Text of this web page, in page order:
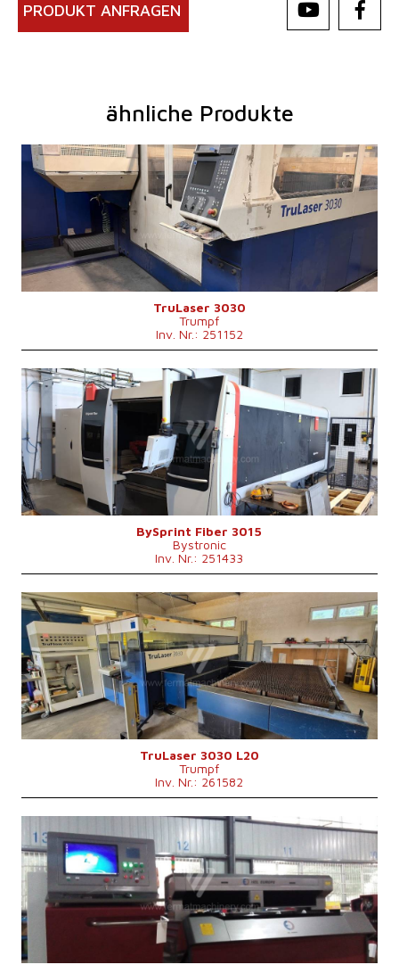
PRODUKT ANFRAGEN
ähnliche Produkte
Baujahr:
2007
Max. Werkstücklänge
3000 mm
Max. Werkstückbreite
1500 mm
Max. Blechdicke
20 mm
Laserleistung
3200 W
nein
Max. Werkstückgewicht
900 kg
Maschinenabmessungen L x B x H
8800 x 6010 x 2400 mm
Maschinengewicht
12000 kg
nein
TruLaser 3030
Trumpf
Inv. Nr.: 251152
Baujahr:
2019
Max. Werkstücklänge
3000 mm
Max. Werkstückbreite
1500 mm
Max. Blechdicke
15 mm
Laserleistung
4000 W
Fiber
ja
Max. Werkstückgewicht
890 kg
Maschinengewicht
13000 kg
Kontrollsystem
nein
BySprint Fiber 3015
Bystronic
Inv. Nr.: 251433
Baujahr:
2010
Max. Werkstücklänge
3000 mm
Max. Werkstückbreite
1500 mm
Max. Blechdicke
20 mm
Laserleistung
4000 W
Fiber
nein
Max. Werkstückgewicht
900 kg
Maschinenabmessungen L x B x H8800 x 6010 x 2400 mm
Kontrollsystem
nein
TruLaser 3030 L20
Trumpf
Inv. Nr.: 261582
Baujahr:
Max. Werkstücklänge3000 mm
Max. Werkstückbreite1500 mm
Max. Blechdicke
12 mm
Laserleistung
750 W
Fiber
ja
Kontrollsystem
nein